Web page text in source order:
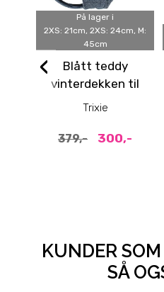
På lager i
2XS: 21cm, 2XS: 24cm, M:
45cm
Blått teddy
vinterdekken til
hund
Trixie
379,- 300,-
‹
KUNDER
SÅ